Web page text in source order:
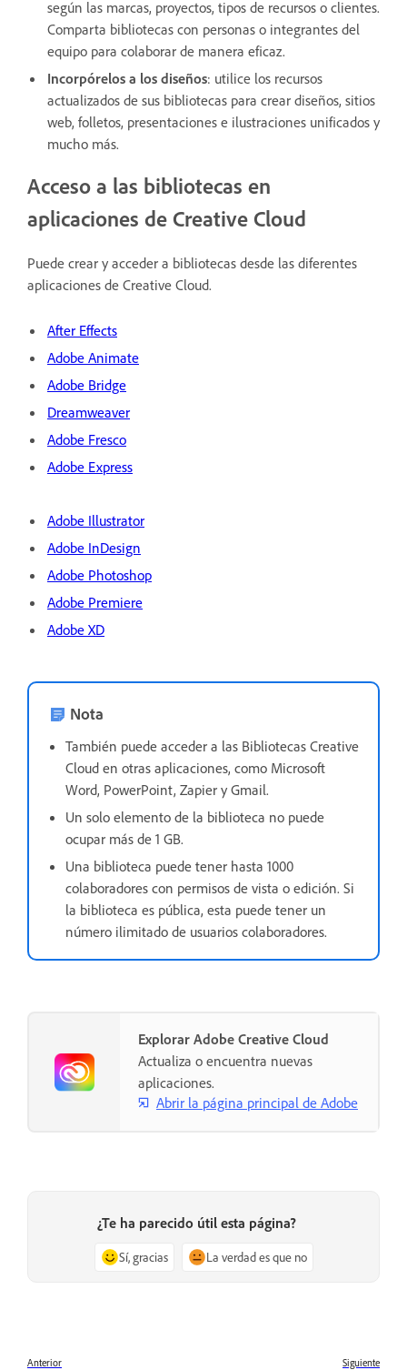
según las marcas, proyectos, tipos de recursos o clientes.
Comparta bibliotecas con personas o integrantes del
equipo para colaborar de manera eficaz.
Incorpórelos a los diseños: utilice los recursos
actualizados de sus bibliotecas para crear diseños, sitios
web, folletos, presentaciones e ilustraciones unificados y
mucho más.
Acceso a las bibliotecas en
aplicaciones de Creative Cloud
Puede crear y acceder a bibliotecas desde las diferentes
aplicaciones de Creative Cloud.
After Effects
Adobe Animate
Adobe Bridge
Dreamweaver
Adobe Fresco
Adobe Express
Adobe Illustrator
Adobe InDesign
Adobe Photoshop
Adobe Premiere
Adobe XD
Nota
También puede acceder a las Bibliotecas Creative
Cloud en otras aplicaciones, como Microsoft
Word, PowerPoint, Zapier y Gmail.
Un solo elemento de la biblioteca no puede
ocupar más de 1 GB.
Una biblioteca puede tener hasta 1000
colaboradores con permisos de vista o edición. Si
la biblioteca es pública, esta puede tener un
número ilimitado de usuarios colaboradores.
Explorar Adobe Creative Cloud
Actualiza o encuentra nuevas
aplicaciones.
Abrir la página principal de Adobe
¿Te ha parecido útil esta página?
Sí, gracias La verdad es que no
Anterior Siguiente